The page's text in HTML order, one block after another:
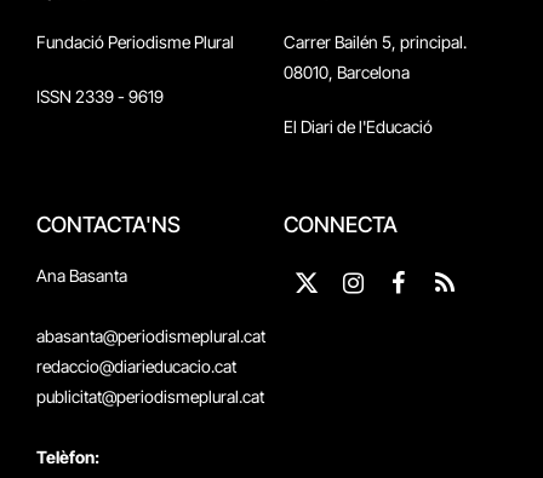
Fundació Periodisme Plural
ISSN 2339 - 9619
Carrer Bailén 5, principal.
08010, Barcelona
El Diari de l'Educació
CONTACTA'NS
Ana Basanta
abasanta@periodismeplural.cat
redaccio@diarieducacio.cat
publicitat@periodismeplural.cat
Telèfon:
CONNECTA
X
Instagram
Facebook
RSS